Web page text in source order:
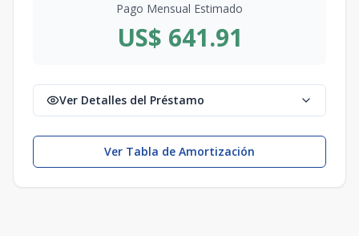
Pago Mensual Estimado
US$ 641.91
Ver Detalles del Préstamo
Ver Tabla de Amortización